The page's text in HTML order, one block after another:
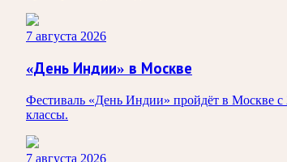
7 августа 2026
«День Индии» в Москве
Фестиваль «День Индии» пройдёт в Москве с
классы.
7 августа 2026